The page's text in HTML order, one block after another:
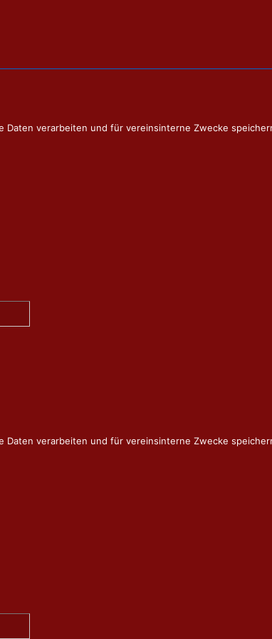
Daten verarbeiten und für vereinsinterne Zwecke
Daten verarbeiten und für vereinsinterne Zwecke